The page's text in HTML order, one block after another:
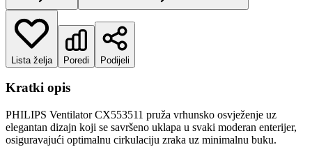
Lista želja Poredi Podijeli
Kratki opis
PHILIPS Ventilator CX553511 pruža vrhunsko osvježenje uz
elegantan dizajn koji se savršeno uklapa u svaki moderan enterijer,
osiguravajući optimalnu cirkulaciju zraka uz minimalnu buku.